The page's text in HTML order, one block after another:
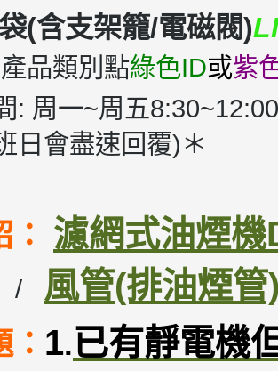
(含支架籠/電磁閥)
品類別點綠色ID或紫
: 周一~周五
日會盡速回覆)＊
： 濾網式油煙
/ 風管(排油煙管
1.已有靜電機